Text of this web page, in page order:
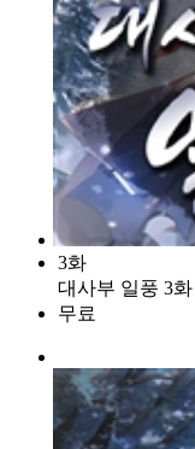
3화
대사부 일풍 3화
무료